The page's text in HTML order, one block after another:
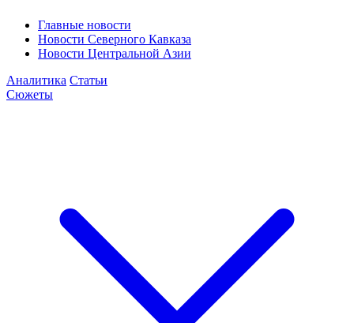
Главные новости
Новости Северного Кавказа
Новости Центральной Азии
Аналитика Статьи
Сюжеты